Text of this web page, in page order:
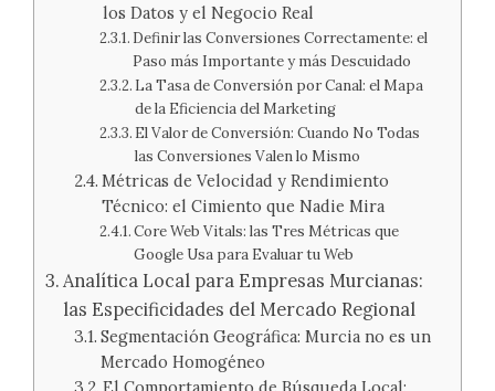
los Datos y el Negocio Real
Definir las Conversiones Correctamente: el
Paso más Importante y más Descuidado
La Tasa de Conversión por Canal: el Mapa
de la Eficiencia del Marketing
El Valor de Conversión: Cuando No Todas
las Conversiones Valen lo Mismo
Métricas de Velocidad y Rendimiento
Técnico: el Cimiento que Nadie Mira
Core Web Vitals: las Tres Métricas que
Google Usa para Evaluar tu Web
Analítica Local para Empresas Murcianas:
las Especificidades del Mercado Regional
Segmentación Geográfica: Murcia no es un
Mercado Homogéneo